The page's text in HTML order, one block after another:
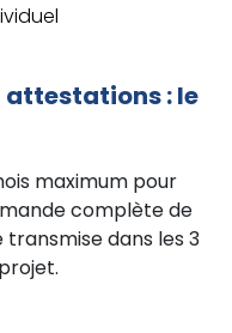
: le
maximum pour
complète de
dans les 3